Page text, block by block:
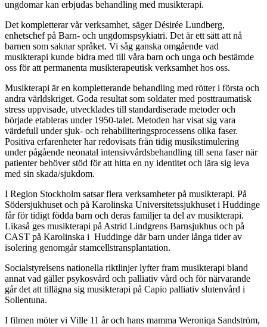
ungdomar kan erbjudas behandling med musikterapi.
Det kompletterar vår verksamhet, säger Désirée Lundberg,
enhetschef på Barn- och ungdomspsykiatri. Det är ett sätt att nå
barnen som saknar språket. Vi såg ganska omgående vad
musikterapi kunde bidra med till våra barn och unga och bestämde
oss för att permanenta musikterapeutisk verksamhet hos oss.
Musikterapi är en kompletterande behandling med rötter i första och
andra världskriget. Goda resultat som soldater med posttraumatisk
stress uppvisade, utvecklades till standardiserade metoder och
började etableras under 1950-talet. Metoden har visat sig vara
värdefull under sjuk- och rehabiliteringsprocessens olika faser.
Positiva erfarenheter har redovisats från tidig musikstimulering
under pågående neonatal intensivvårdsbehandling till sena faser när
patienter behöver stöd för att hitta en ny identitet och lära sig leva
med sin skada/sjukdom.
I Region Stockholm satsar flera verksamheter på musikterapi. På
Södersjukhuset och på Karolinska Universitetssjukhuset i Huddinge
får för tidigt födda barn och deras familjer ta del av musikterapi.
Likaså ges musikterapi på Astrid Lindgrens Barnsjukhus och på
CAST på Karolinska i Huddinge där barn under långa tider av
isolering genomgår stamcellstransplantation.
Socialstyrelsens nationella riktlinjer lyfter fram musikterapi bland
annat vad gäller psykosvård och palliativ vård och för närvarande
går det att tillägna sig musikterapi på Capio palliativ slutenvård i
Sollentuna.
I filmen möter vi Ville 11 år och hans mamma Weroniqa Sandström,